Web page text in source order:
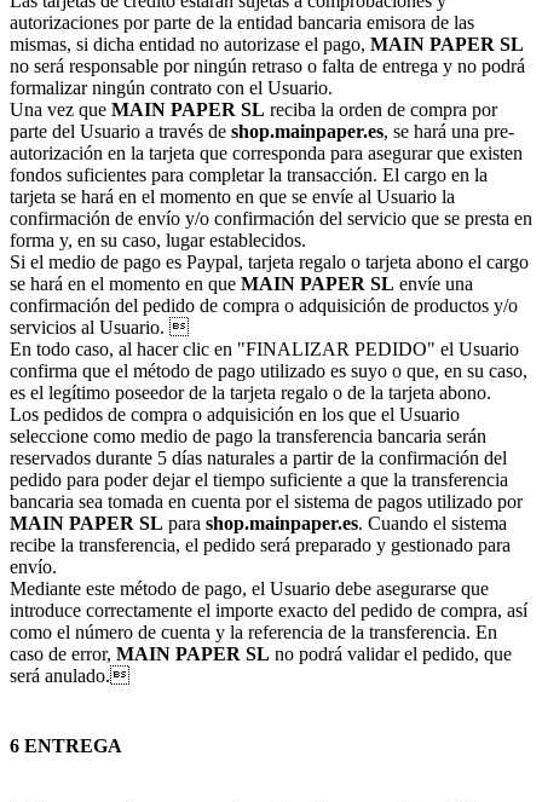
autorizaciones por parte de la entidad bancaria emisora de las
mismas, si dicha entidad no autorizase el pago, MAIN PAPER SL
no será responsable por ningún retraso o falta de entrega y no podrá
formalizar ningún contrato con el Usuario.
Una vez que MAIN PAPER SL reciba la orden de compra por
parte del Usuario a través de shop.mainpaper.es, se hará una pre-
autorización en la tarjeta que corresponda para asegurar que existen
fondos suficientes para completar la transacción. El cargo en la
tarjeta se hará en el momento en que se envíe al Usuario la
confirmación de envío y/o confirmación del servicio que se presta en
forma y, en su caso, lugar establecidos.
Si el medio de pago es Paypal, tarjeta regalo o tarjeta abono el cargo
se hará en el momento en que MAIN PAPER SL envíe una
confirmación del pedido de compra o adquisición de productos y/o
servicios al Usuario. 
En todo caso, al hacer clic en "FINALIZAR PEDIDO" el Usuario
confirma que el método de pago utilizado es suyo o que, en su caso,
es el legítimo poseedor de la tarjeta regalo o de la tarjeta abono.
Los pedidos de compra o adquisición en los que el Usuario
seleccione como medio de pago la transferencia bancaria serán
reservados durante 5 días naturales a partir de la confirmación del
pedido para poder dejar el tiempo suficiente a que la transferencia
bancaria sea tomada en cuenta por el sistema de pagos utilizado por
MAIN PAPER SL para shop.mainpaper.es. Cuando el sistema
recibe la transferencia, el pedido será preparado y gestionado para
envío.
Mediante este método de pago, el Usuario debe asegurarse que
introduce correctamente el importe exacto del pedido de compra, así
como el número de cuenta y la referencia de la transferencia. En
caso de error, MAIN PAPER SL no podrá validar el pedido, que
será anulado.
6 ENTREGA